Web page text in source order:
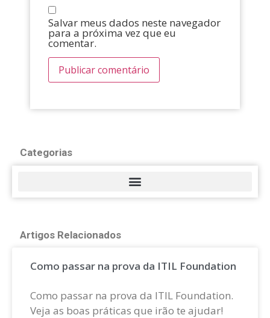
Salvar meus dados neste navegador
para a próxima vez que eu
comentar.
Categorias
Artigos Relacionados
Como passar na prova da ITIL Foundation
Como passar na prova da ITIL Foundation.
Veja as boas práticas que irão te ajudar!